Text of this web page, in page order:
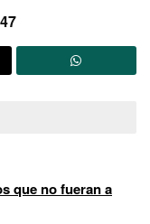
que no fueran a